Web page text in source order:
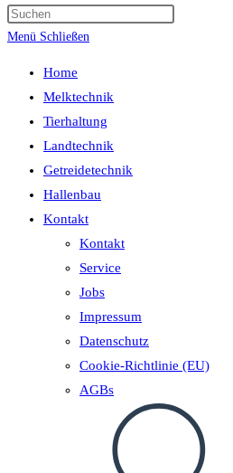
Menü Schließen
Home
Melktechnik
Tierhaltung
Landtechnik
Getreidetechnik
Hallenbau
Kontakt
Kontakt
Service
Jobs
Impressum
Datenschutz
Cookie-Richtlinie (EU)
AGBs